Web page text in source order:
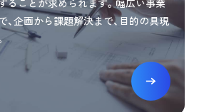
ることが求められます。幅広い事業
、企画から課題解決まで、目的の具現